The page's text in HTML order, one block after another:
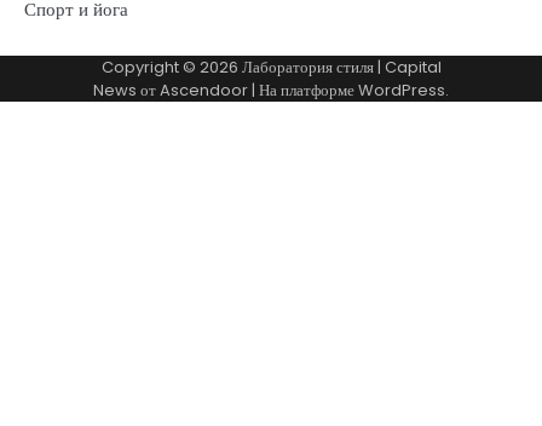
Спорт и йога
Copyright © 2026 Лаборатория стиля| Capital
News отAscendoor| На платформеWordPress.